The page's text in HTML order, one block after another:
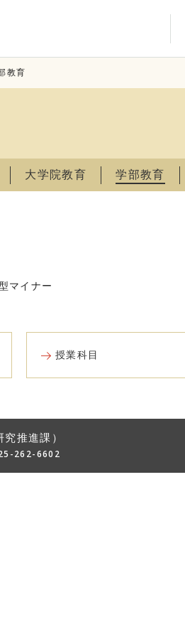
教育
大学院教育 学部教育
マイナー
授業科目
推進課）
262-6602